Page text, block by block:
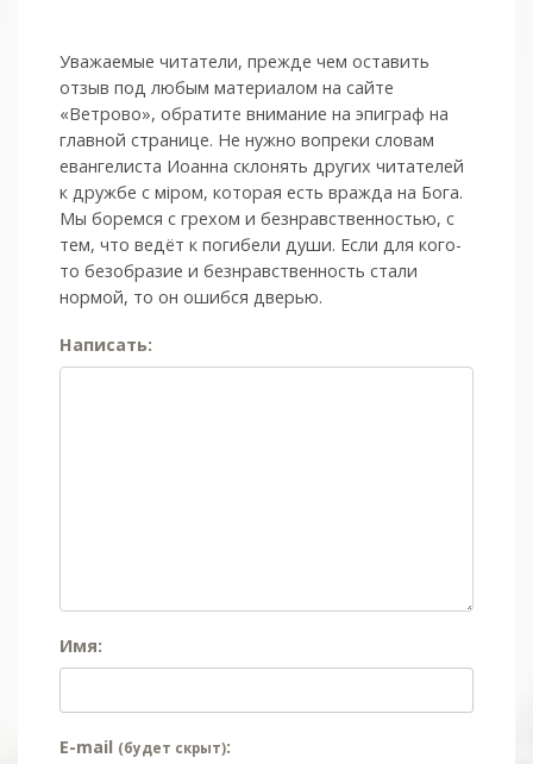
Уважаемые читатели, прежде чем оставить
отзыв под любым материалом на сайте
«Ветрово», обратите внимание на эпиграф на
главной странице. Не нужно вопреки словам
евангелиста Иоанна склонять других читателей
к дружбе с мiром, которая есть вражда на Бога.
Мы боремся с грехом и без­нрав­ствен­ностью, с
тем, что ведёт к погибели души. Если для кого-
то безобразие и безнравственность стали
нормой, то он ошибся дверью.
Написать:
Имя:
E-mail (будет скрыт):